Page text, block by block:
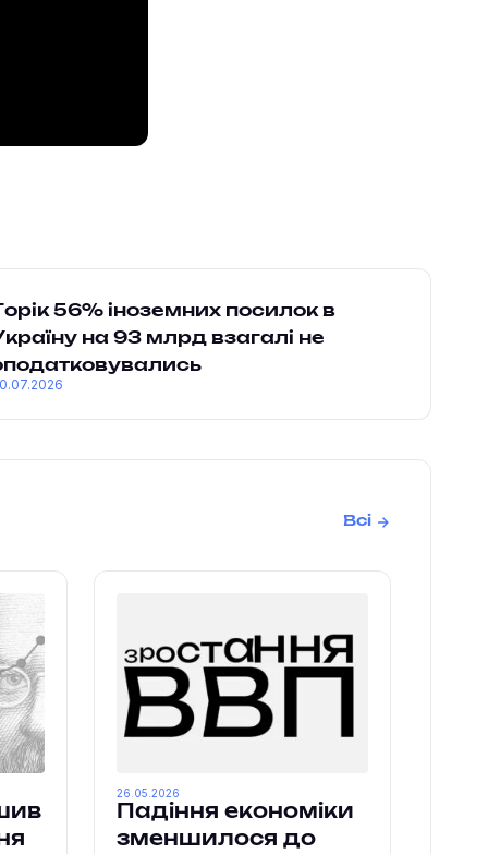
56% іноземних посилок в
на 93 млрд взагалі не
Всі
Падіння економіки
зменшилося до
26.05.2026